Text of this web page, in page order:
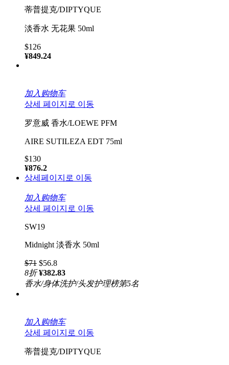
蒂普提克/DIPTYQUE
淡香水 无花果 50ml
$126
¥849.24
加入购物车
상세 페이지로 이동
罗意威 香水/LOEWE PFM
AIRE SUTILEZA EDT 75ml
$130
¥876.2
상세페이지로 이동
加入购物车
상세 페이지로 이동
SW19
Midnight 淡香水 50ml
$71 $56.8
8折 ¥382.83
香水/身体洗护/头发护理榜第5名
加入购物车
상세 페이지로 이동
蒂普提克/DIPTYQUE